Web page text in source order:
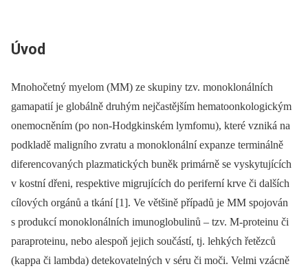
Úvod
Mnohočetný myelom (MM) ze skupiny tzv. monoklonálních
gamapatií je globálně druhým nejčastějším hematoonkologickým
onemocněním (po non-Hodgkinském lymfomu), které vzniká na
podkladě maligního zvratu a monoklonální expanze terminálně
diferencovaných plazmatických buněk primárně se vyskytujících
v kostní dřeni, respektive migrujících do periferní krve či dalších
cílových orgánů a tkání [1]. Ve většině případů je MM spojován
s produkcí monoklonálních imunoglobulinů –⁠ tzv. M-proteinu či
paraproteinu, nebo alespoň jejich součástí, tj. lehkých řetězců
(kappa či lambda) detekovatelných v séru či moči. Velmi vzácně